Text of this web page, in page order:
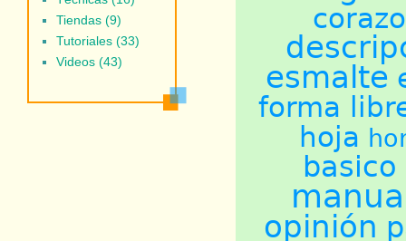
esmalte
forma
hoja
basico
opinión
Tiendas (9)
Tutoriales (33)
Videos (43)